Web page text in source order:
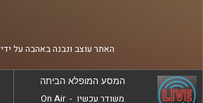
האתר עוצב ונבנה באהבה על ידי
המסע המופלא הביתה
משודר עכשיו -
On Air